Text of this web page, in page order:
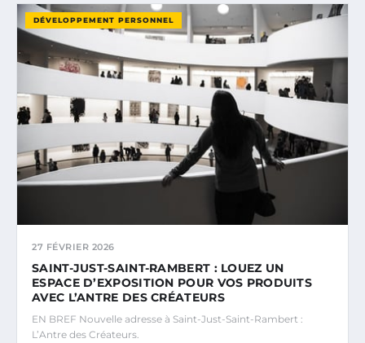
DÉVELOPPEMENT PERSONNEL
27 FÉVRIER 2026
SAINT-JUST-SAINT-RAMBERT : LOUEZ UN
ESPACE D’EXPOSITION POUR VOS PRODUITS
AVEC L’ANTRE DES CRÉATEURS
EN BREF Nouvelle adresse à Saint-Just-Saint-Rambert :
L’Antre des Créateurs.